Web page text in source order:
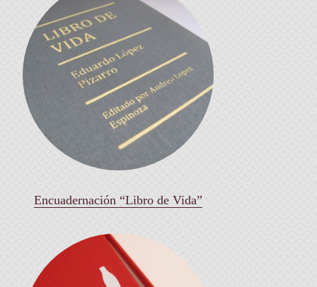
Encuadernación “Libro de Vida”